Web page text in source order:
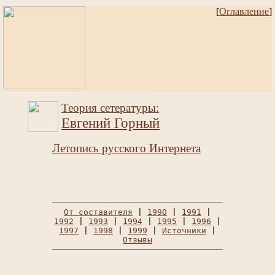
[Оглавление]
Теория сетературы:
Евгений Горный
Летопись русского Интернета
От составителя 1990 1991
1992
1993 1994 1995 1996
1997
1998 1999 Источники
Отзывы